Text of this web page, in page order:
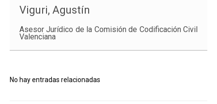
Viguri, Agustín
Asesor Jurídico de la Comisión de Codificación Civil
Valenciana
No hay entradas relacionadas